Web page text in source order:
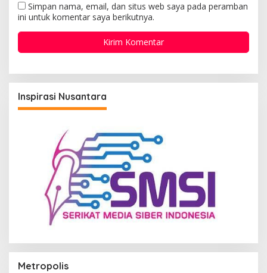
Simpan nama, email, dan situs web saya pada peramban
ini untuk komentar saya berikutnya.
Inspirasi Nusantara
Metropolis